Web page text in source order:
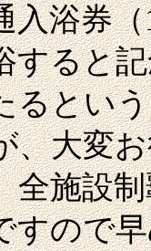
入浴券
すると
るとい
、大変
全施設
すので